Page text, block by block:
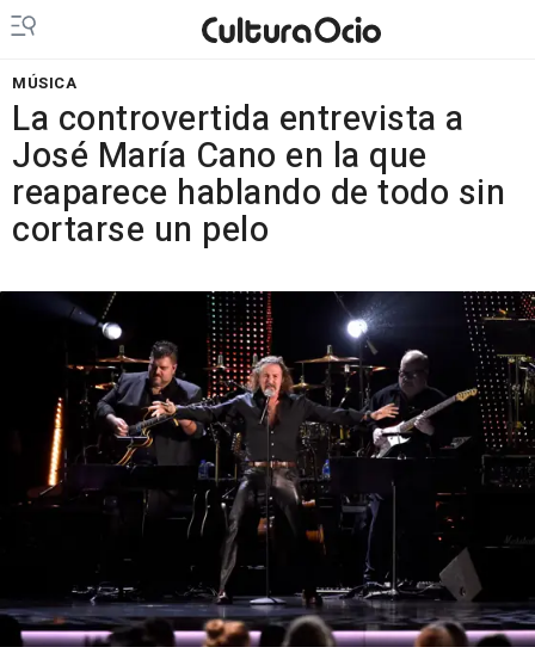
MÚSICA
La controvertida entrevista a
José María Cano en la que
reaparece hablando de todo sin
cortarse un pelo